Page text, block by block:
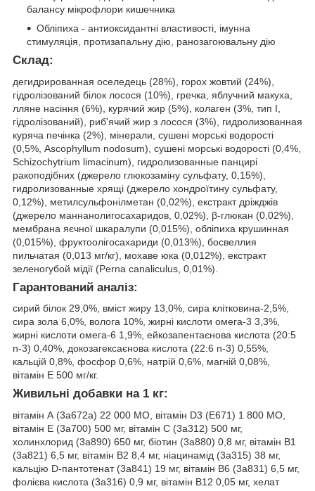
балансу мікрофлори кишечника
Обліпиха - антиоксидантні властивості, імунна
стимуляція, протизапальну дію, ранозагоювальну дію
Склад:
дегидрированная оселедець (28%), горох жовтий (24%),
гідролізований білок лосося (10%), гречка, яблучний макуха,
лляне насіння (6%), курячий жир (5%), колаген (3%, тип I,
гідролізований), риб'ячий жир з лосося (3%), гидролизованная
куряча печінка (2%), мінерали, сушені морські водорості
(0,5%, Ascophyllum nodosum), сушені морські водорості (0,4%,
Schizochytrium limacinum), гидролизованные панцирі
ракоподібних (джерело глюкозаміну сульфату, 0,15%),
гидролизованные хрящі (джерело хондроїтину сульфату,
0,12%), метилсульфонілметан (0,02%), екстракт дріжджів
(джерело маннанолигосахаридов, 0,02%), β-глюкан (0,02%),
мембрана яєчної шкаралупи (0,015%), обліпиха крушинная
(0,015%), фруктоолігосахариди (0,013%), босвеллия
пильчатая (0,013 мг/кг), мохаве юка (0,012%), екстракт
зеленогубой мідії (Perna canaliculus, 0,01%).
Гарантований аналіз:
сирий білок 29,0%, вміст жиру 13,0%, сира клітковина-2,5%,
сира зола 6,0%, волога 10%, жирні кислоти омега-3 3,3%,
жирні кислоти омега-6 1,9%, ейкозапентаєнова кислота (20:5
n-3) 0,40%, докозагексаєнова кислота (22:6 n-3) 0,55%,
кальцій 0,8%, фосфор 0,6%, натрій 0,6%, магній 0,08%,
вітамін E 500 мг/кг.
Живильні добавки на 1 кг:
вітамін А (3a672a) 22 000 МО, вітамін D3 (E671) 1 800 МО,
вітамін E (3a700) 500 мг, вітамін С (3a312) 500 мг,
холинхлорид (3a890) 650 мг, біотин (3a880) 0,8 мг, вітамін В1
(3a821) 6,5 мг, вітамін В2 8,4 мг, ніацинамід (3a315) 38 мг,
кальцію D-пантотенат (3a841) 19 мг, вітамін В6 (3a831) 6,5 мг,
фолієва кислота (3a316) 0,9 мг, вітамін В12 0,05 мг, хелат